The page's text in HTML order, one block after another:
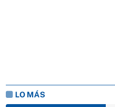
LO MÁS